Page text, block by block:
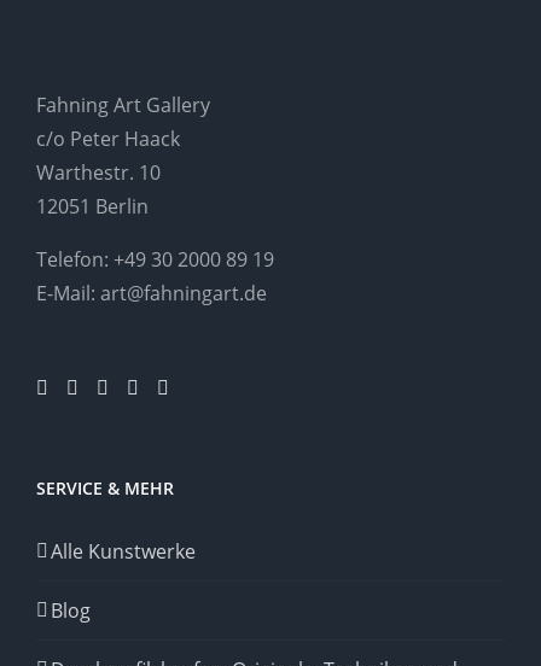
Fahning Art Gallery
c/o Peter Haack
Warthestr. 10
12051 Berlin
Telefon: +49 30 2000 89 19
E-Mail: art@fahningart.de
SERVICE & MEHR
Alle Kunstwerke
Blog